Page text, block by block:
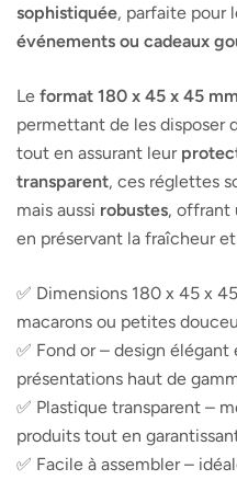
sophistiquée, parfaite pour
événements ou cadeaux
Le format 180 x 45 x 45 mm
permettant de les disposer
tout en assurant leur
transparent, ces réglettes
mais aussi robustes, offrant
en préservant la fraîcheur
✅ Dimensions 180 x 45 x
macarons ou petites
✅ Fond or – design
présentations haut de
✅ Plastique transparent –
produits tout en
✅ Facile à assembler –